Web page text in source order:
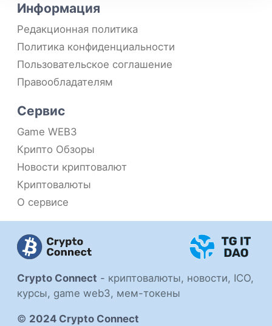
Crypto Connect - криптовалюты, новости, ICO,
курсы, game web3, мем-токены
© 2024 Crypto Connect
Информация
Редакционная политика
Политика конфиденциальности
Пользовательское соглашение
Правообладателям
Сервис
Game WEB3
Крипто Обзоры
Новости криптовалют
Криптовалюты
О сервисе